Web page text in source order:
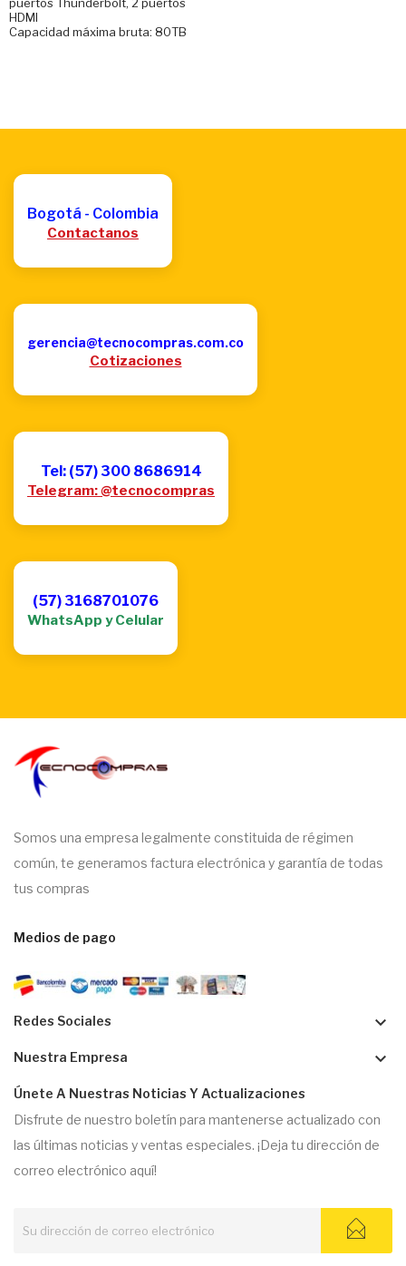
HDMI
Capacidad máxima bruta: 80TB
Bogotá - Colombia
Contactanos
gerencia@tecnocompras.com.co
Cotizaciones
Tel: (57) 300 8686914
Telegram: @tecnocompras
(57) 3168701076
WhatsApp y Celular
Somos una empresa legalmente constituida de régimen
común, te generamos factura electrónica y garantía de todas
tus compras
Medios de pago
Redes Sociales keyboard_arrow_down
Nuestra Empresa keyboard_arrow_down
Únete A Nuestras Noticias Y Actualizaciones
Disfrute de nuestro boletín para mantenerse actualizado con
las últimas noticias y ventas especiales. ¡Deja tu dirección de
correo electrónico aquí!